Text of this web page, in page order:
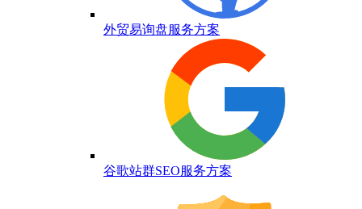
外贸易询盘服务方案
谷歌站群SEO服务方案